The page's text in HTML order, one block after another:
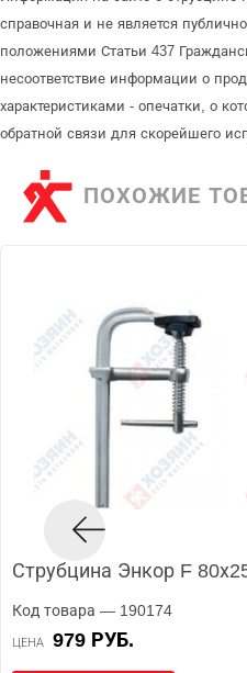
справочная и не является
положениями Статьи 437
несоответствие информации о
характеристиками - опечатки, о
обратной связи для скорейшего
ПОХОЖИЕ
Струбцина Энкор F
Код товара — 190174
ЦЕНА 979 РУБ.